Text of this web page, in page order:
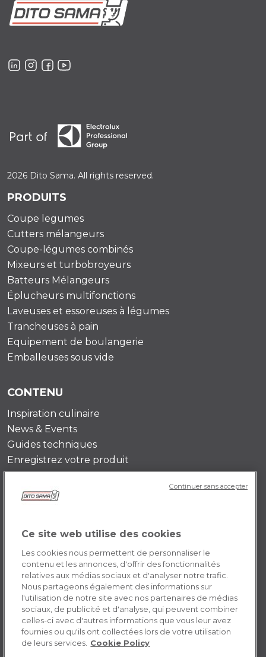
2026 Dito Sama. All rights reserved.
PRODUITS
Coupe legumes
Cutters mélangeurs
Coupe-légumes combinés
Mixeurs et turbobroyeurs
Batteurs Mélangeurs
Éplucheurs multifonctions
Laveuses et essoreuses à légumes
Trancheuses à pain
Equipement de boulangerie
Emballeuses sous vide
CONTENU
Inspiration culinaire
News & Events
Guides techniques
Enregistrez votre produit
DITO SAMA FR
Témoignages
Contactez-nous
Opportunités de carrière
POLICY FR
Conditions générales d’utilisation
Cookie
Ce site web utilise des cookies
Les cookies nous permettent de personnaliser le
contenu et les annonces, d'offrir des fonctionnalités
relatives aux médias sociaux et d'analyser notre trafic.
Nous partageons également des informations sur
l'utilisation de notre site avec nos partenaires de médias
sociaux, de publicité et d'analyse, qui peuvent combiner
celles-ci avec d'autres informations que vous leur avez
fournies ou qu'ils ont collectées lors de votre utilisation
de leurs services. Cookie Policy
Continuer sans accepter